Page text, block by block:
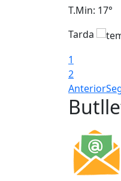
T.Min: 17°
Tarda
1
2
Anterior